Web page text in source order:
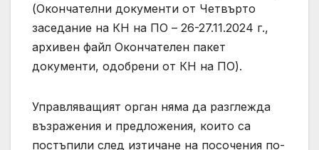
(Окончателни документи от Четвърто
заседание на КН на ПО – 26-27.11.2024 г.,
архивен файл Окончателен пакет
документи, одобрени от КН на ПО).
Управляващият орган няма да разглежда
възражения и предложения, които са
постъпили след изтичане на посочения по-